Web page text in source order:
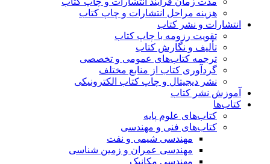
هزینه مراحل انتشارات و چاپ کتاب
انتشارات و نشر کتاب
تقویت رزومه با چاپ کتاب
تألیف و نگارش کتاب
ترجمه کتاب‌های عمومی و تخصصی
گردآوری کتاب از منابع مختلف
نشر دیجیتال و چاپ کتاب الکترونیکی
آموزش نشر کتاب
کتاب‌ها
کتاب‌های علوم پایه
کتاب‌های فنی و مهندسی
مهندسی شیمی و نفت
مهندسی عمران و زمین شناسی
مهندسی مکانیک